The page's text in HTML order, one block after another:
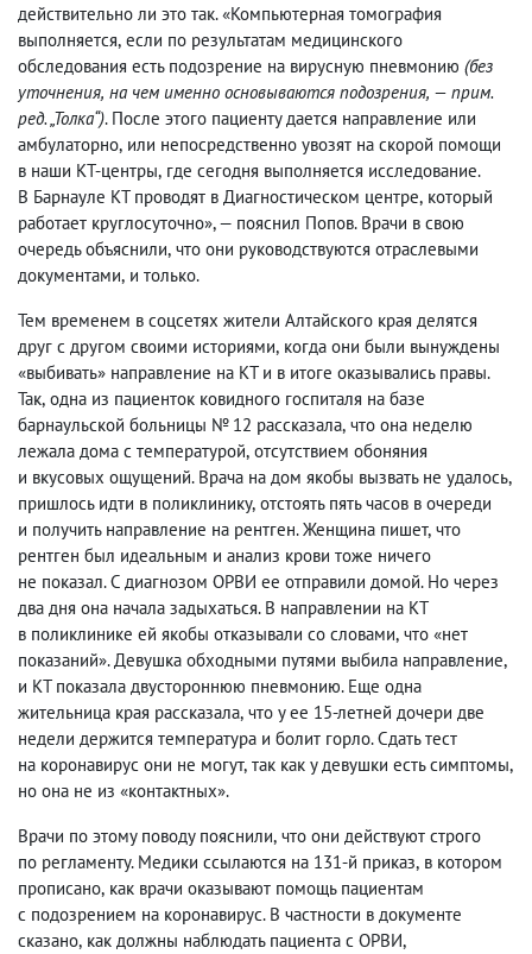
действительно ли это так. «Компьютерная томография
выполняется, если по результатам медицинского
обследования есть подозрение на вирусную пневмонию (без
уточнения, на чем именно основываются подозрения, — прим.
ред. „Толка“). После этого пациенту дается направление или
амбулаторно, или непосредственно увозят на скорой помощи
в наши КТ-центры, где сегодня выполняется исследование.
В Барнауле КТ проводят в Диагностическом центре, который
работает круглосуточно», — пояснил Попов. Врачи в свою
очередь объяснили, что они руководствуются отраслевыми
документами, и только.
Тем временем в соцсетях жители Алтайского края делятся
друг с другом своими историями, когда они были вынуждены
«выбивать» направление на КТ и в итоге оказывались правы.
Так, одна из пациенток ковидного госпиталя на базе
барнаульской больницы № 12 рассказала, что она неделю
лежала дома с температурой, отсутствием обоняния
и вкусовых ощущений. Врача на дом якобы вызвать не удалось,
пришлось идти в поликлинику, отстоять пять часов в очереди
и получить направление на рентген. Женщина пишет, что
рентген был идеальным и анализ крови тоже ничего
не показал. С диагнозом ОРВИ ее отправили домой. Но через
два дня она начала задыхаться. В направлении на КТ
в поликлинике ей якобы отказывали со словами, что «нет
показаний». Девушка обходными путями выбила направление,
и КТ показала двустороннюю пневмонию. Еще одна
жительница края рассказала, что у ее 15-летней дочери две
недели держится температура и болит горло. Сдать тест
на коронавирус они не могут, так как у девушки есть симптомы,
но она не из «контактных».
Врачи по этому поводу пояснили, что они действуют строго
по регламенту. Медики ссылаются на 131-й приказ, в котором
прописано, как врачи оказывают помощь пациентам
с подозрением на коронавирус. В частности в документе
сказано, как должны наблюдать пациента с ОРВИ,